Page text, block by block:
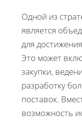
Одной из
является
для
Это может
закупки,
разработку
поставок.
возможность